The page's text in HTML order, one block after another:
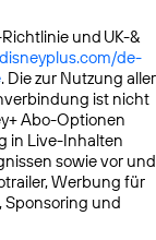
und UK-&
de-
. Die zur Nutzung aller
ist nicht
Abo-Optionen
in Live-Inhalten
sowie vor und
Werbung für
und